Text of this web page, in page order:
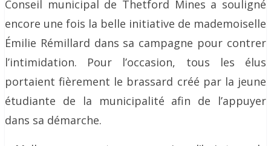
Conseil municipal de Thetford Mines a souligné
encore une fois la belle initiative de mademoiselle
Émilie Rémillard dans sa campagne pour contrer
l’intimidation. Pour l’occasion, tous les élus
portaient fièrement le brassard créé par la jeune
étudiante de la municipalité afin de l’appuyer
dans sa démarche.